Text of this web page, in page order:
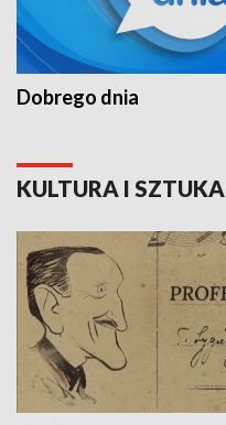
Dobrego dnia
KULTURA I SZTUKA